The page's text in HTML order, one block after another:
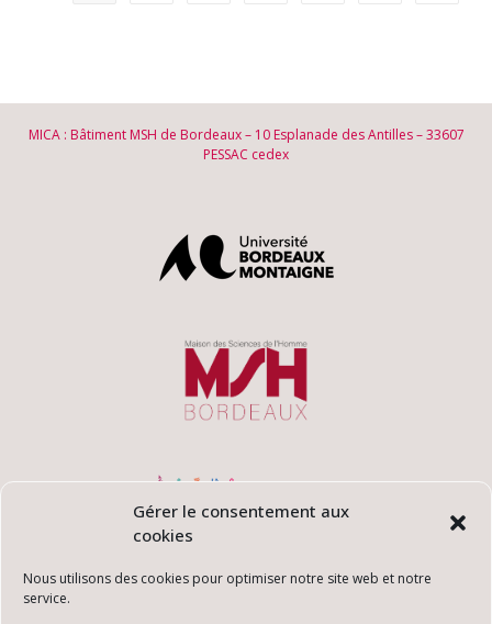
Gérer le consentement aux
cookies
Nous utilisons des cookies pour optimiser notre site web et notre
service.
MICA : Bâtiment MSH de Bordeaux – 10 Esplanade des Antilles – 33607
PESSAC cedex